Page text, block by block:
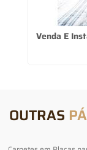
Venda E
OUTRAS